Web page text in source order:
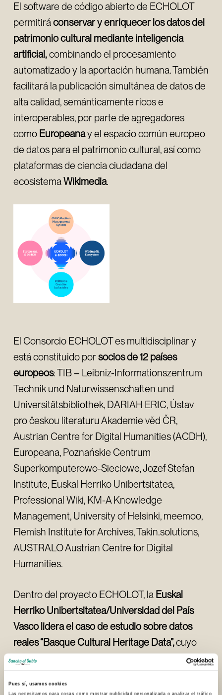
Pues sí, usamos cookies
Las necesitamos para cosas como mostrar publicidad personalizada o analizar el tráfico
El software de código abierto de ECHOLOT
permitiráconservar y enriquecer los datos del
patrimonio cultural mediante inteligencia
artificial,combinando el procesamiento
automatizado y la aportación humana. También
facilitará la publicación simultánea de datos de
alta calidad, semánticamente ricos e
interoperables, por parte de agregadores
como Europeanay el espacio común europeo
de datos para el patrimonio cultural, así como
plataformas de ciencia ciudadana del
ecosistemaWikimedia.
El Consorcio ECHOLOT es multidisciplinar y
está constituido porsocios de 12 países
europeos: TIB – Leibniz-Informationszentrum
Technik und Naturwissenschaften und
Universitätsbibliothek, DARIAH ERIC, Ústav
pro českou literaturu Akademie věd ČR,
Austrian Centre for Digital Humanities (ACDH),
Europeana, Poznańskie Centrum
Superkomputerowo-Sieciowe, Jozef Stefan
Institute, Euskal Herriko Unibertsitatea,
Professional Wiki, KM-A Knowledge
Management, University of Helsinki, meemoo,
Flemish Institute for Archives, Takin.solutions,
AUSTRALO Austrian Centre for Digital
Humanities.
Dentro del proyecto ECHOLOT, la Euskal
Herriko Unibertsitatea/Universidad del País
Vasco lidera el caso de estudio sobre datos
reales “Basque Cultural Heritage Data”,cuyo
objetivo es la creación de la
primera colección
entidades relevantes para el patrimonio